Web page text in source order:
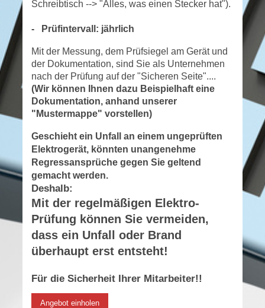
Schreibtisch --> "Alles, was einen Stecker hat").
- Prüfintervall: jährlich
Mit der Messung, dem Prüfsiegel am Gerät und
der Dokumentation, sind Sie als Unternehmen
nach der Prüfung auf der "Sicheren Seite"....
(Wir können Ihnen dazu Beispielhaft eine
Dokumentation, anhand unserer
"Mustermappe" vorstellen)
Geschieht ein Unfall an einem ungeprüften
Elektrogerät, könnten unangenehme
Regressansprüche gegen Sie geltend
gemacht werden.
Deshalb:
Mit der regelmäßigen Elektro-
Prüfung können Sie vermeiden,
dass ein Unfall oder Brand
überhaupt erst entsteht!
Für die Sicherheit Ihrer Mitarbeiter!!
Angebot einholen